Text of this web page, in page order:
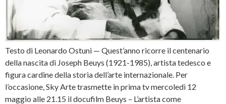
Testo di Leonardo Ostuni — Quest’anno ricorre il centenario
della nascita di Joseph Beuys (1921-1985), artista tedesco e
figura cardine della storia dell’arte internazionale. Per
l’occasione, Sky Arte trasmette in prima tv mercoledì 12
maggio alle 21.15 il docufilm Beuys – L’artista come